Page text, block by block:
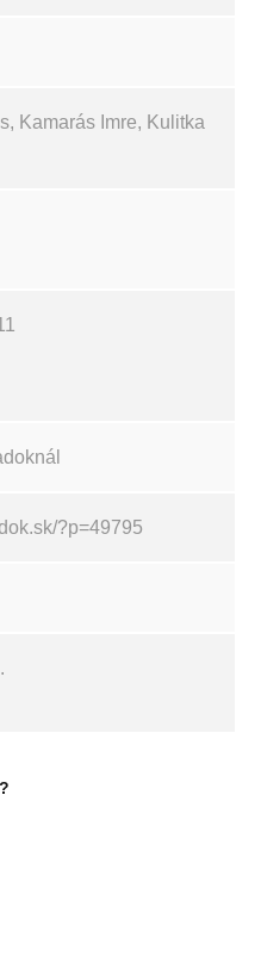
Kamarás Imre, Kulitka
?p=49795